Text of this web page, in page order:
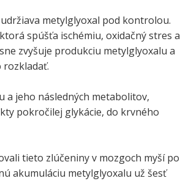
metylglyoxal pod kontrolou.
spúšťa ischémiu, oxidačný stres a
zvyšuje produkciu metylglyoxalu a
rozkladať.
a jeho následných metabolitov,
pokročilej glykácie, do krvného
tieto zlúčeniny v mozgoch myší po
akumuláciu metylglyoxalu už šesť